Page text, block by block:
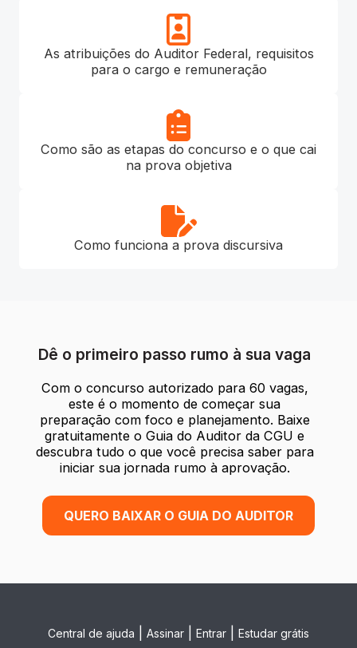
As atribuições do Auditor Federal, requisitos
para o cargo e remuneração
Como são as etapas do concurso e o que cai
na prova objetiva
Como funciona a prova discursiva
Dê o primeiro passo rumo à sua vaga
Com o concurso autorizado para 60 vagas,
este é o momento de começar sua
preparação com foco e planejamento. Baixe
gratuitamente o Guia do Auditor da CGU e
descubra tudo o que você precisa saber para
iniciar sua jornada rumo à aprovação.
QUERO BAIXAR O GUIA DO AUDITOR
Central de ajuda Assinar Entrar Estudar grátis